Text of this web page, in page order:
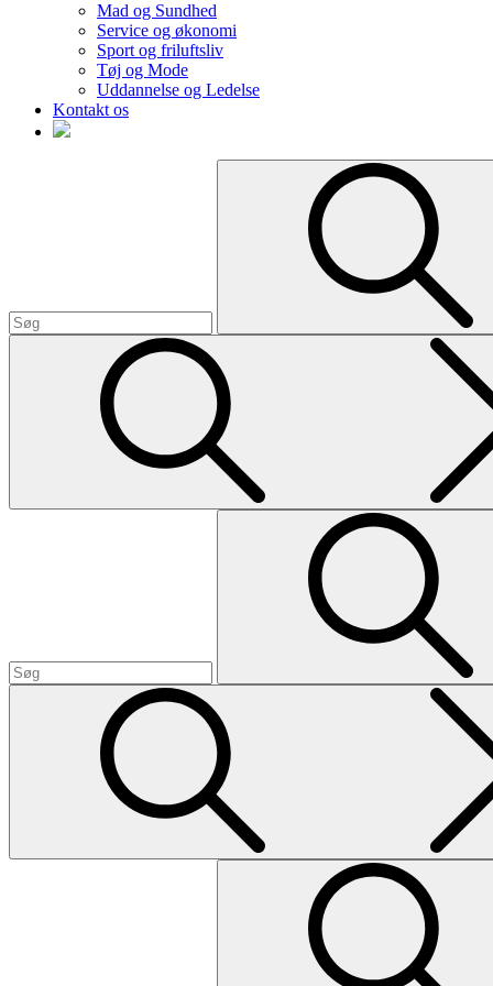
Mad og Sundhed
Service og økonomi
Sport og friluftsliv
Tøj og Mode
Uddannelse og Ledelse
Kontakt os
Search
Search